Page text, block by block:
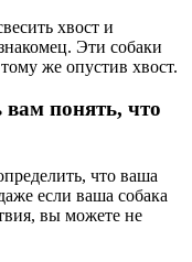
хвост и
Эти собаки
же опустив хвост.
понять, что
что ваша
если ваша собака
вы можете не